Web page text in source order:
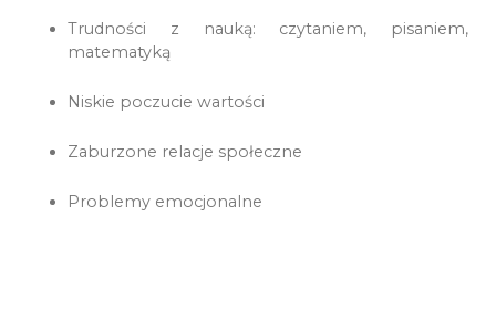
Trudności z nauką: czytaniem, pisaniem,
matematyką
Niskie poczucie wartości
Zaburzone relacje społeczne
Problemy emocjonalne